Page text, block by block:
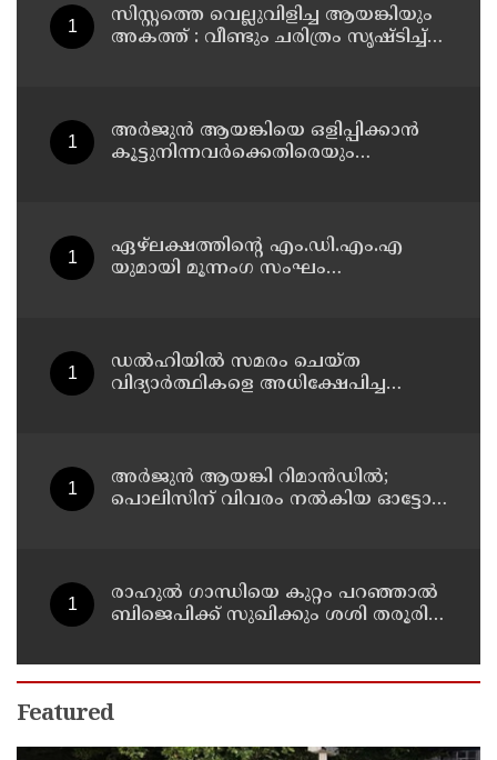
സിസ്റ്റത്തെ വെല്ലുവിളിച്ച ആയങ്കിയും
അകത്ത് : വീണ്ടും ചരിത്രം സൃഷ്‌ടിച്ച്
അർജുൻ ആയങ്കിയെ ഒളിപ്പിക്കാൻ
കൂട്ടുനിന്നവർക്കെതിരെയും
ഏഴ്ലക്ഷത്തിൻ്റെ എം.ഡി.എം.എ
യുമായി മൂന്നംഗ സംഘം
ഡൽഹിയിൽ സമരം ചെയ്ത
വിദ്യാർത്ഥികളെ അധിക്ഷേപിച്ച
അര്‍ജുന്‍ ആയങ്കി റിമാന്‍ഡില്‍;
പൊലിസിന് വിവരം നൽകിയ ഓട്ടോ
രാഹുല്‍ ഗാന്ധിയെ കുറ്റം പറഞ്ഞാല്‍
ബിജെപിക്ക് സുഖിക്കും ശശി തരൂരിന്
വേണുഗോപാല്‍
Featured